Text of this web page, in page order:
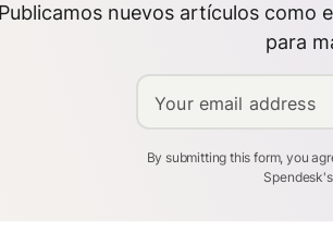
Publicamos nuevos artículos como
para
Your email address
By submitting this form, you